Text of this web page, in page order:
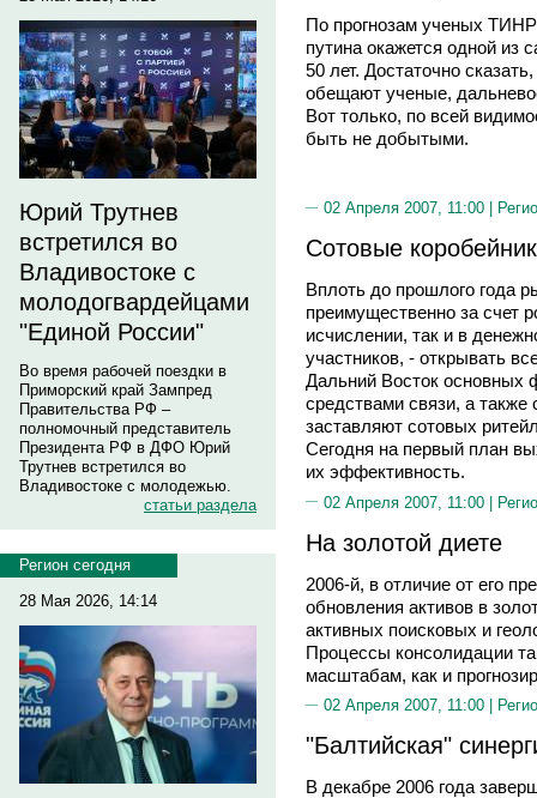
Юрий Трутнев
встретился во
Владивостоке с
молодогвардейцами
"Единой России"
Во время рабочей поездки в
Приморский край Зампред
Правительства РФ –
полномочный представитель
Президента РФ в ДФО Юрий
Трутнев встретился во
Владивостоке с молодежью.
статьи раздела
Регион сегодня
28 Мая 2026, 14:14
По прогнозам ученых
путина окажется одной
50 лет. Достаточно
обещают ученые,
Вот только, по всей
быть не добытыми.
02 Апреля 2007, 11:00 |
Сотовые
Вплоть до прошлого года
преимущественно за счет
исчислении, так и в
участников, - открывать
Дальний Восток основных
средствами связи, а
заставляют сотовых
Сегодня на первый план
их эффективность.
02 Апреля 2007, 11:00 |
На золотой диете
2006-й, в отличие от его
обновления активов в
активных поисковых и
Процессы консолидации
масштабам, как и
02 Апреля 2007, 11:00 |
"Балтийская"
В декабре 2006 года